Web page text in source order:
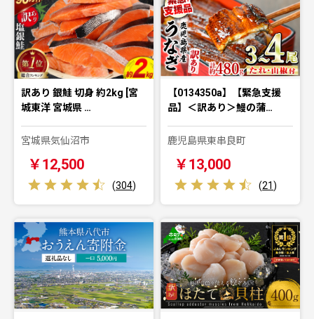
訳あり 銀鮭 切身 約2kg [宮
城東洋 宮城県 …
宮城県気仙沼市
￥12,500
(304)
【0134350a】【緊急支援
品】＜訳あり＞鰻の蒲…
鹿児島県東串良町
￥13,000
(21)